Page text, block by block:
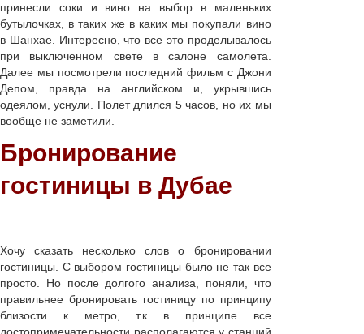
принесли соки и вино на выбор в маленьких
бутылочках, в таких же в каких мы покупали вино
в Шанхае. Интересно, что все это проделывалось
при выключенном свете в салоне самолета.
Далее мы посмотрели последний фильм с Джони
Депом, правда на английском и, укрывшись
одеялом, уснули. Полет длился 5 часов, но их мы
вообще не заметили.
Бронирование
гостиницы в Дубае
Хочу сказать несколько слов о бронировании
гостиницы. С выбором гостиницы было не так все
просто. Но после долгого анализа, поняли, что
правильнее бронировать гостиницу по принципу
близости к метро, т.к в принципе все